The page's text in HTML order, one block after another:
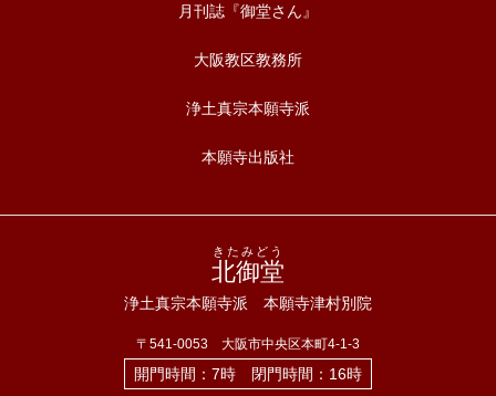
月刊誌『御堂さん』
大阪教区教務所
浄土真宗本願寺派
本願寺出版社
北御堂
きたみどう
浄土真宗本願寺派 本願寺津村別院
〒541-0053 大阪市中央区本町4-1-3
開門時間：7時 閉門時間：16時